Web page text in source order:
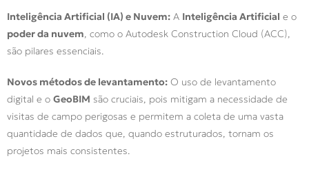
Inteligência Artificial (IA) e Nuvem: A Inteligência Artificial e o
poder da nuvem, como o Autodesk Construction Cloud (ACC),
são pilares essenciais.
Novos métodos de levantamento: O uso de levantamento
digital e o GeoBIM são cruciais, pois mitigam a necessidade de
visitas de campo perigosas e permitem a coleta de uma vasta
quantidade de dados que, quando estruturados, tornam os
projetos mais consistentes.